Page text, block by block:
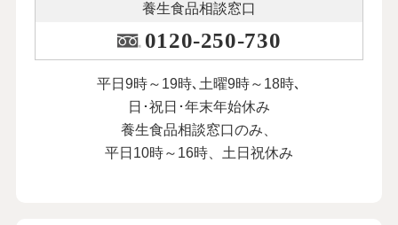
養生食品相談窓口
0120-250-730
平日9時～19時､土曜9時～18時､
日･祝日･年末年始休み
養生食品相談窓口のみ、
平日10時～16時、土日祝休み